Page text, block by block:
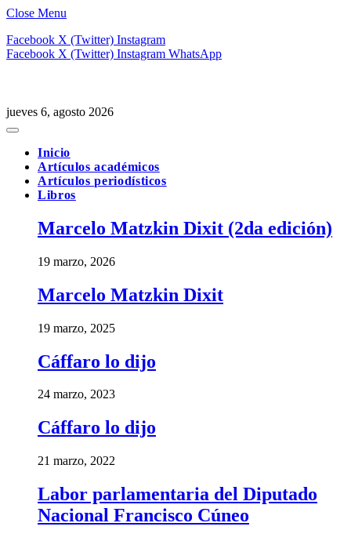
Close Menu
Facebook X (Twitter) Instagram
Facebook X (Twitter) Instagram WhatsApp
jueves 6, agosto 2026
Inicio
Artículos académicos
Artículos periodísticos
Libros
Marcelo Matzkin Dixit (2da edición)
19 marzo, 2026
Marcelo Matzkin Dixit
19 marzo, 2025
Cáffaro lo dijo
24 marzo, 2023
Cáffaro lo dijo
21 marzo, 2022
Labor parlamentaria del Diputado
Nacional Francisco Cúneo